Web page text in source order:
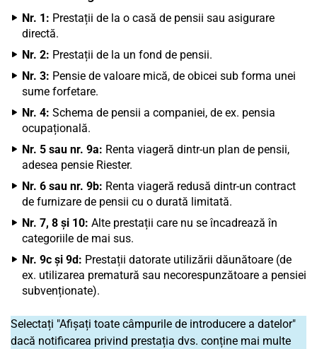
Nr. 1: Prestații de la o casă de pensii sau asigurare
directă.
Nr. 2: Prestații de la un fond de pensii.
Nr. 3: Pensie de valoare mică, de obicei sub forma unei
sume forfetare.
Nr. 4: Schema de pensii a companiei, de ex. pensia
ocupațională.
Nr. 5 sau nr. 9a: Renta viageră dintr-un plan de pensii,
adesea pensie Riester.
Nr. 6 sau nr. 9b: Renta viageră redusă dintr-un contract
de furnizare de pensii cu o durată limitată.
Nr. 7, 8 și 10: Alte prestații care nu se încadrează în
categoriile de mai sus.
Nr. 9c și 9d: Prestații datorate utilizării dăunătoare (de
ex. utilizarea prematură sau necorespunzătoare a pensiei
subvenționate).
Selectați "Afișați toate câmpurile de introducere a datelor"
dacă notificarea privind prestația dvs. conține mai multe